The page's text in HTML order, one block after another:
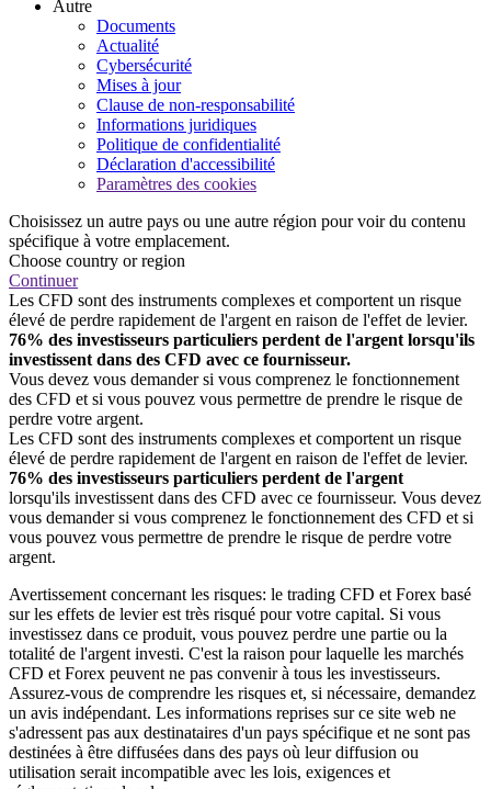
Autre
Documents
Actualité
Cybersécurité
Mises à jour
Clause de non-responsabilité
Informations juridiques
Politique de confidentialité
Déclaration d'accessibilité
Paramètres des cookies
Choisissez un autre pays ou une autre région pour voir du contenu
spécifique à votre emplacement.
Choose country or region
Continuer
Les CFD sont des instruments complexes et comportent un risque
élevé de perdre rapidement de l'argent en raison de l'effet de levier.
76% des investisseurs particuliers perdent de l'argent lorsqu'ils
investissent dans des CFD avec ce fournisseur.
Vous devez vous demander si vous comprenez le fonctionnement
des CFD et si vous pouvez vous permettre de prendre le risque de
perdre votre argent.
Les CFD sont des instruments complexes et comportent un risque
élevé de perdre rapidement de l'argent en raison de l'effet de levier.
76% des investisseurs particuliers perdent de l'argent
lorsqu'ils investissent dans des CFD avec ce fournisseur. Vous devez
vous demander si vous comprenez le fonctionnement des CFD et si
vous pouvez vous permettre de prendre le risque de perdre votre
argent.
Avertissement concernant les risques: le trading CFD et Forex basé
sur les effets de levier est très risqué pour votre capital. Si vous
investissez dans ce produit, vous pouvez perdre une partie ou la
totalité de l'argent investi. C'est la raison pour laquelle les marchés
CFD et Forex peuvent ne pas convenir à tous les investisseurs.
Assurez-vous de comprendre les risques et, si nécessaire, demandez
un avis indépendant. Les informations reprises sur ce site web ne
s'adressent pas aux destinataires d'un pays spécifique et ne sont pas
destinées à être diffusées dans des pays où leur diffusion ou
utilisation serait incompatible avec les lois, exigences et